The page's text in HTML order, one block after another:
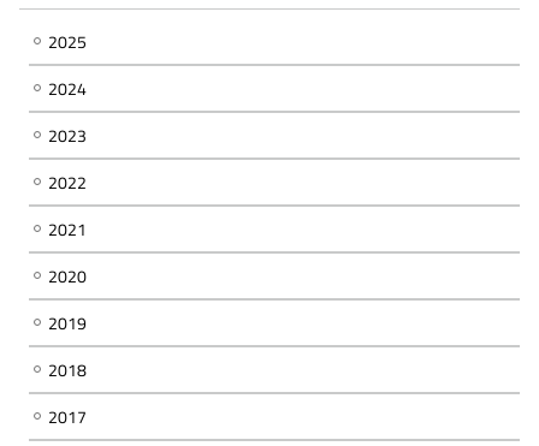
2025
2024
2023
2022
2021
2020
2019
2018
2017